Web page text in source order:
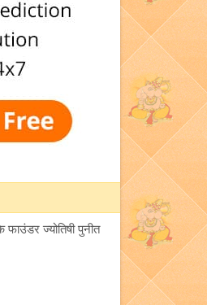
ज्योतिषी पुनीत